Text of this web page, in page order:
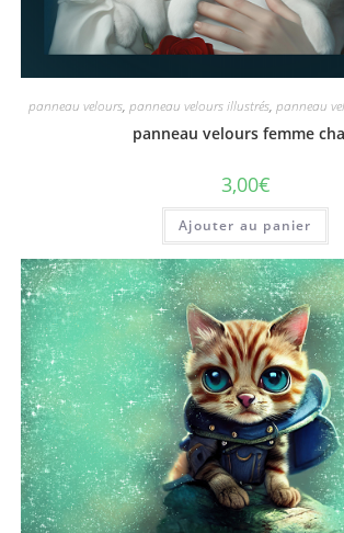
panneau velours, panneau velours illustrés, panneau
panneau velours femme
3,00€
Ajouter au panier